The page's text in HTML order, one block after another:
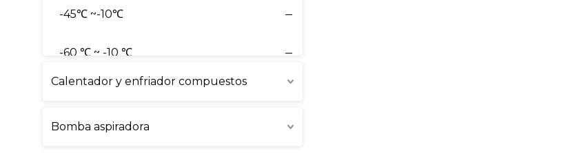
-45℃ ~-10℃
-60 ℃ ~ -10 ℃
-60 ℃ ~ -20 ℃
-80 ℃ ~ -20 ℃
Calentador y enfriador compuestos
Bomba aspiradora